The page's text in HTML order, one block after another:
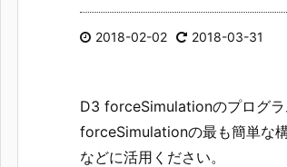
2018-02-02 2018-03-31
D3 forceSimulationのプログラ
forceSimulationの最も簡単な
などに活用ください。